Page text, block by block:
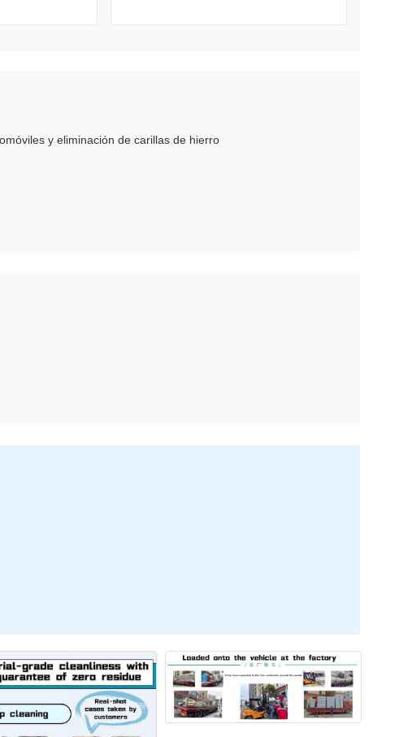
y eliminación de carillas de hierro